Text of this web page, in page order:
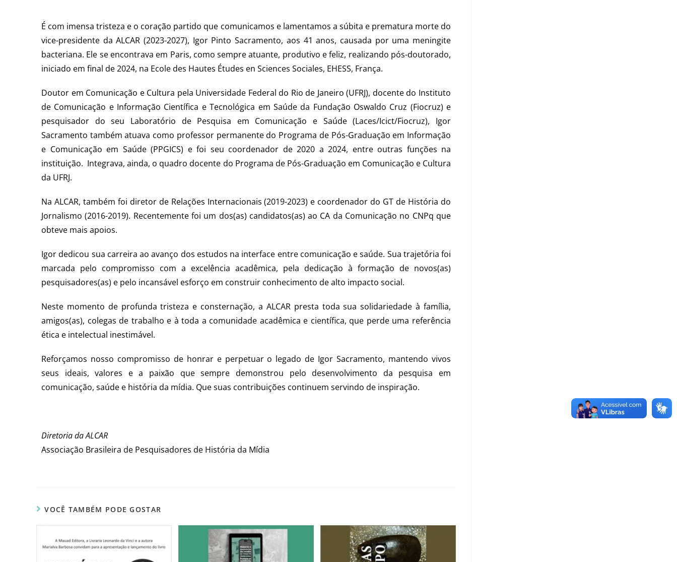
É com imensa tristeza e o coração partido que comunicamos e lamentamos a súbita e prematura morte do
vice-presidente da ALCAR (2023-2027), Igor Pinto Sacramento, aos 41 anos, causada por uma meningite
bacteriana. Ele se encontrava em Paris, como sempre atuante, produtivo e feliz, realizando pós-doutorado,
iniciado em final de 2024, na Ecole des Hautes Études en Sciences Sociales, EHESS, França.
Doutor em Comunicação e Cultura pela Universidade Federal do Rio de Janeiro (UFRJ), docente do Instituto
de Comunicação e Informação Científica e Tecnológica em Saúde da Fundação Oswaldo Cruz (Fiocruz) e
pesquisador do seu Laboratório de Pesquisa em Comunicação e Saúde (Laces/Icict/Fiocruz), Igor
Sacramento também atuava como professor permanente do Programa de Pós-Graduação em Informação
e Comunicação em Saúde (PPGICS) e foi seu coordenador de 2020 a 2024, entre outras funções na
instituição. Integrava, ainda, o quadro docente do Programa de Pós-Graduação em Comunicação e Cultura
da UFRJ.
Na ALCAR, também foi diretor de Relações Internacionais (2019-2023) e coordenador do GT de História do
Jornalismo (2016-2019). Recentemente foi um dos(as) candidatos(as) ao CA da Comunicação no CNPq que
obteve mais apoios.
Igor dedicou sua carreira ao avanço dos estudos na interface entre comunicação e saúde. Sua trajetória foi
marcada pelo compromisso com a excelência acadêmica, pela dedicação à formação de novos(as)
pesquisadores(as) e pelo incansável esforço em construir conhecimento de alto impacto social.
Neste momento de profunda tristeza e consternação, a ALCAR presta toda sua solidariedade à família,
amigos(as), colegas de trabalho e à toda a comunidade acadêmica e científica, que perde uma referência
ética e intelectual inestimável.
Reforçamos nosso compromisso de honrar e perpetuar o legado de Igor Sacramento, mantendo vivos
seus ideais, valores e a paixão que sempre demonstrou pelo desenvolvimento da pesquisa em
comunicação, saúde e história da mídia. Que suas contribuições continuem servindo de inspiração.
Diretoria da ALCAR
Associação Brasileira de Pesquisadores de História da Mídia
VOCÊ TAMBÉM PODE GOSTAR